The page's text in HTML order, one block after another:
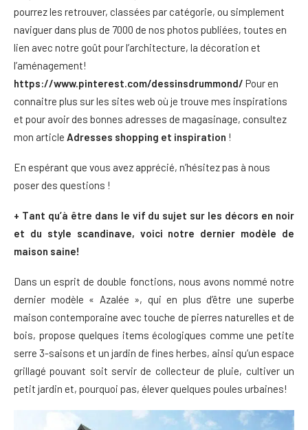
pourrez les retrouver, classées par catégorie, ou simplement
naviguer dans plus de 7000 de nos photos publiées, toutes en
lien avec notre goût pour l’architecture, la décoration et
l’aménagement!
https://www.pinterest.com/dessinsdrummond/ Pour en
connaitre plus sur les sites web où je trouve mes inspirations
et pour avoir des bonnes adresses de magasinage, consultez
mon article Adresses shopping et inspiration !
En espérant que vous avez apprécié, n’hésitez pas à nous
poser des questions !
+ Tant qu’à être dans le vif du sujet sur les décors en noir
et du style scandinave, voici notre dernier modèle de
maison saine!
Dans un esprit de double fonctions, nous avons nommé notre
dernier modèle « Azalée », qui en plus d’être une superbe
maison contemporaine avec touche de pierres naturelles et de
bois, propose quelques items écologiques comme une petite
serre 3-saisons et un jardin de fines herbes, ainsi qu’un espace
grillagé pouvant soit servir de collecteur de pluie, cultiver un
petit jardin et, pourquoi pas, élever quelques poules urbaines!